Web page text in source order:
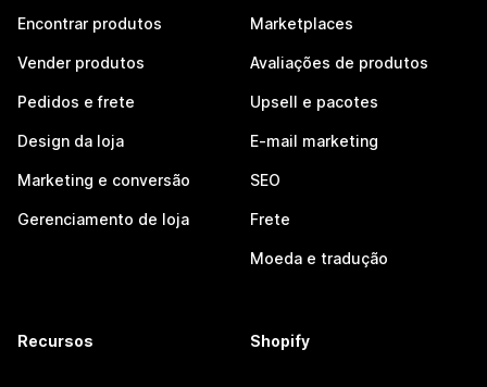
Encontrar produtos
Vender produtos
Pedidos e frete
Design da loja
Marketing e conversão
Gerenciamento de loja
Marketplaces
Avaliações de produtos
Upsell e pacotes
E-mail marketing
SEO
Frete
Moeda e tradução
Recursos Shopify